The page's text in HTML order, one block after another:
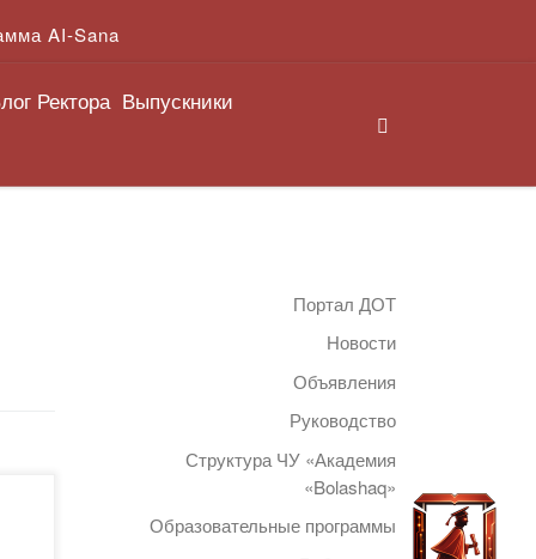
AI-Sana
Ректора Выпускники
Портал ДОТ
Новости
Объявления
Руководство
Структура ЧУ «Академия
«Bolashaq»
Образовательные программы